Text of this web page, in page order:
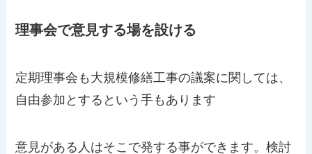
理事会で意見する場を設ける
定期理事会も大規模修繕工事の議案に関しては、
自由参加とするという手もあります
意見がある人はそこで発する事ができます。検討